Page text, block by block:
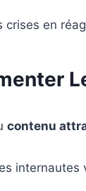
crises en
contenu